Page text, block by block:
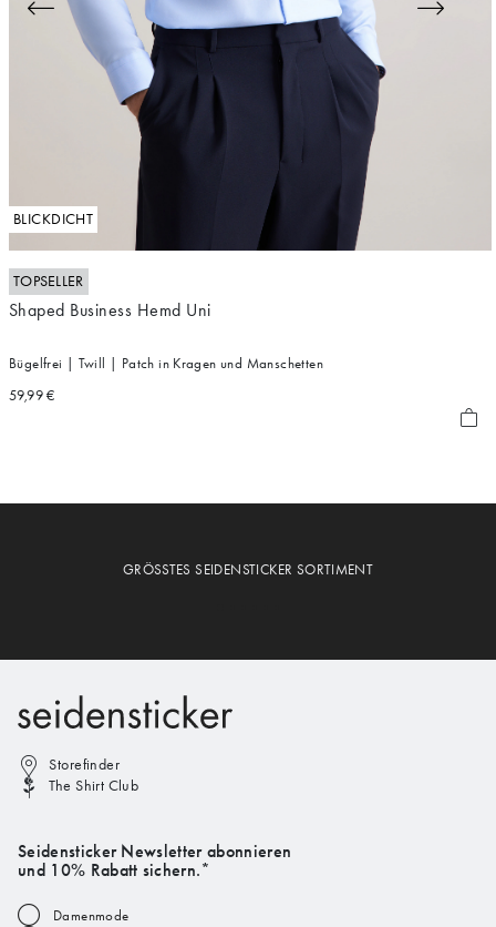
BLICKDICHT
TOPSELLER
Shaped Business Hemd Uni
Bügelfrei | Twill | Patch in Kragen und Manschetten
59,99 €
GRÖSSTES SEIDENSTICKER SORTIMENT
Storefinder
The Shirt Club
Seidensticker Newsletter abonnieren
und 10% Rabatt sichern.*
Damenmode